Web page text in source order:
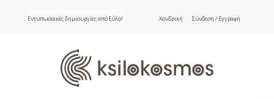
Εντυπωσιακές δημιουργίες από ξύλο! Χονδρική Σύνδεση / Εγγραφή